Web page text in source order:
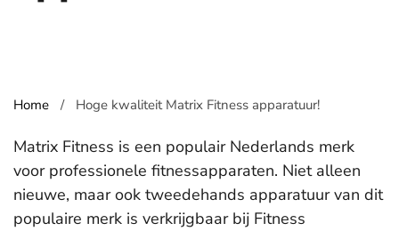
Home Hoge kwaliteit Matrix Fitness apparatuur!
Matrix Fitness is een populair Nederlands merk
voor professionele fitnessapparaten. Niet alleen
nieuwe, maar ook tweedehands apparatuur van dit
populaire merk is verkrijgbaar bij Fitness